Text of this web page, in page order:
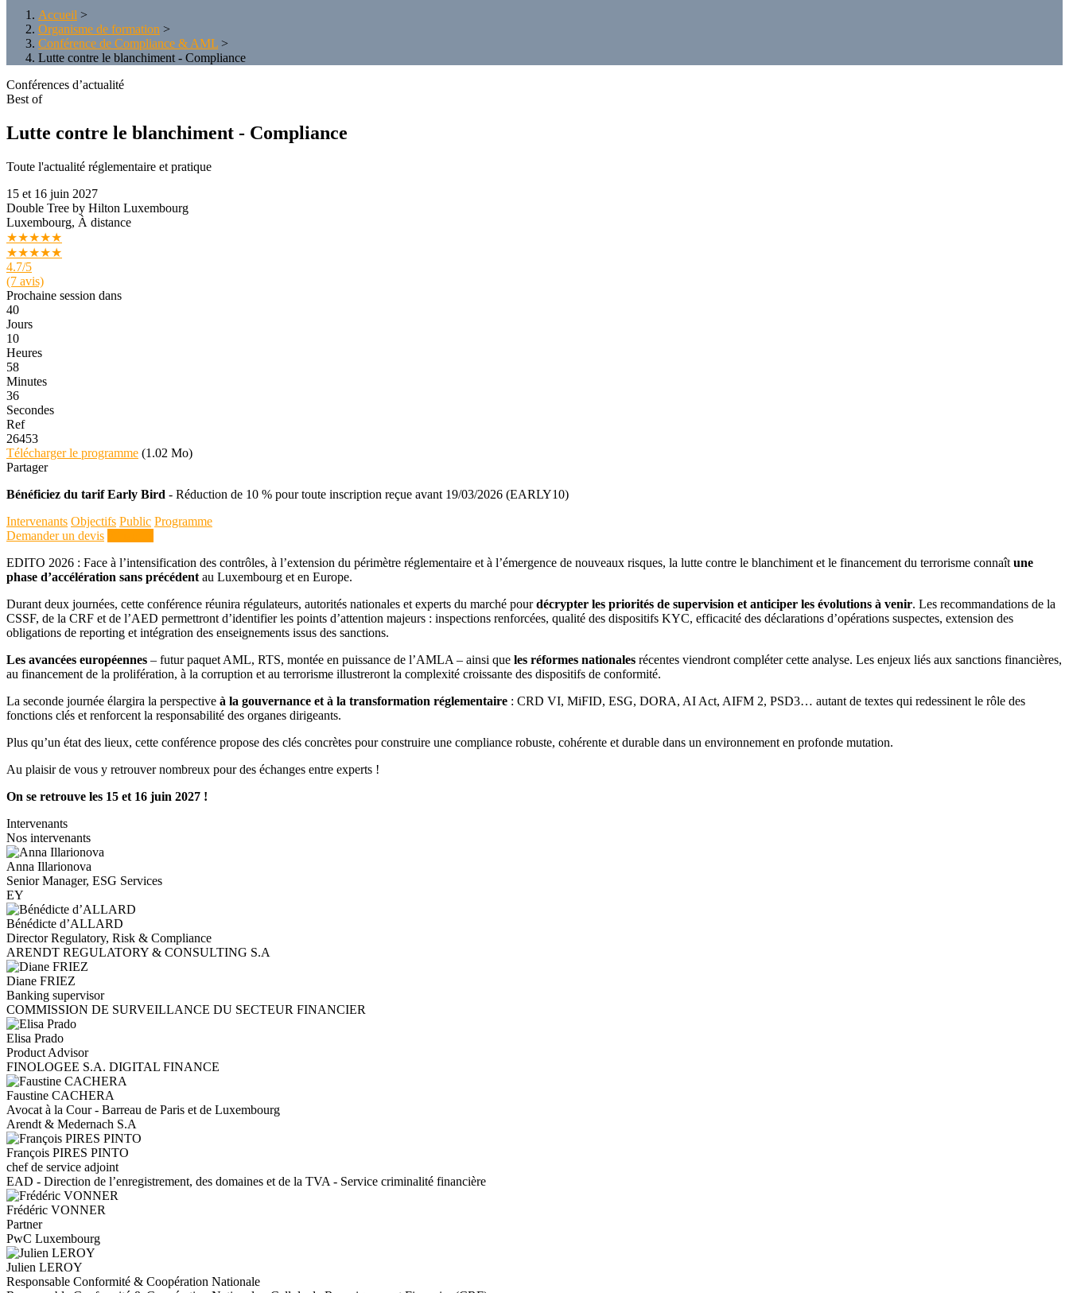
Accueil >
Organisme de formation >
Conférence de Compliance & AML >
Lutte contre le blanchiment - Compliance
Conférences d’actualité
Best of
Lutte contre le blanchiment - Compliance
Toute l'actualité réglementaire et pratique
15 et 16 juin 2027
Double Tree by Hilton Luxembourg
Luxembourg, À distance
★★★★★
★★★★★
4.7/5
(7 avis)
Prochaine session dans
40
Jours
10
Heures
58
Minutes
36
Secondes
Ref
26453
Télécharger le programme (1.02 Mo)
Partager
Bénéficiez du tarif Early Bird - Réduction de 10 % pour toute inscription reçue avant 19/03/2026 (EARLY10)
Intervenants Objectifs Public Programme
Demander un devis
EDITO 2026 : Face à l’intensification des contrôles, à l’extension du périmètre réglementaire et à l’émergence de nouveaux risques, la lutte contre le blanchiment et le financement du terrorisme connaît une
phase d’accélération sans précédent au Luxembourg et en Europe.
Durant deux journées, cette conférence réunira régulateurs, autorités nationales et experts du marché pourdécrypter les priorités de supervision et anticiper les évolutions à venir. Les recommandations de la
CSSF, de la CRF et de l’AED permettront d’identifier les points d’attention majeurs : inspections renforcées, qualité des dispositifs KYC, efficacité des déclarations d’opérations suspectes, extension des
obligations de reporting et intégration des enseignements issus des sanctions.
Les avancées européennes – futur paquet AML, RTS, montée en puissance de l’AMLA – ainsi que les réformes nationales récentes viendront compléter cette analyse. Les enjeux liés aux sanctions financières,
au financement de la prolifération, à la corruption et au terrorisme illustreront la complexité croissante des dispositifs de conformité.
La seconde journée élargira la perspective à la gouvernance et à la transformation réglementaire : CRD VI, MiFID, ESG, DORA, AI Act, AIFM 2, PSD3… autant de textes qui redessinent le rôle des
fonctions clés et renforcent la responsabilité des organes dirigeants.
Plus qu’un état des lieux, cette conférence propose des clés concrètes pour construire une compliance robuste, cohérente et durable dans un environnement en profonde mutation.
Au plaisir de vous y retrouver nombreux pour des échanges entre experts !
On se retrouve les 15 et 16 juin 2027 !
Intervenants
Nos intervenants
Anna Illarionova
Senior Manager, ESG Services
EY
Bénédicte d’ALLARD
Director Regulatory, Risk & Compliance
ARENDT REGULATORY & CONSULTING S.A
Diane FRIEZ
Banking supervisor
COMMISSION DE SURVEILLANCE DU SECTEUR FINANCIER
Elisa Prado
Product Advisor
FINOLOGEE S.A. DIGITAL FINANCE
Faustine CACHERA
Avocat à la Cour - Barreau de Paris et de Luxembourg
Arendt & Medernach S.A
François PIRES PINTO
chef de service adjoint
EAD - Direction de l’enregistrement, des domaines et de la TVA - Service criminalité financière
Frédéric VONNER
Partner
PwC Luxembourg
Julien LEROY
Responsable Conformité & Coopération Nationale